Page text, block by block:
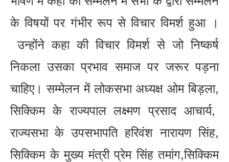
के विषयों पर गंभीर रूप से विचार विमर्श हुआ ।
उन्होंने कहा की विचार विमर्श से जो निष्कर्ष
निकला उसका प्रभाव समाज पर जरूर पड़ना
चाहिए। सम्मेलन में लोकसभा अध्यक्ष ओम बिड़ला,
सिक्किम के राज्यपाल लक्ष्मण प्रसाद आचार्य,
राज्यसभा के उपसभापति हरिवंश नारायण सिंह,
सिक्किम के मुख्य मंत्री प्रेम सिंह तमांग,सिक्किम